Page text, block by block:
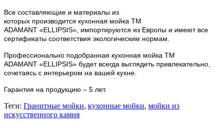
Все составляющие и материалы из
которых производится кухонная мойка ТМ
ADAMANT «ELLIPSIS» , импортируются из Европы и имеют все
сертификаты соответствия экологическим нормам.
Профессионально подобранная кухонная мойка ТМ
ADAMANT «ELLIPSIS» будет всегда выглядеть привлекательно,
сочетаясь с интерьером на вашей кухне.
Гарантия на продукцию – 5 лет.
Теги: Гранитные мойки, кухонные мойки, мойки из
искусственного камня